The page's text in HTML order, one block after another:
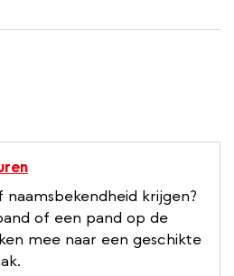
krijgen?
of een pand op de
mee naar een geschikte